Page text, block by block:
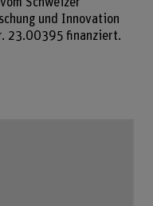
und Innovation
23.00395 finanziert.